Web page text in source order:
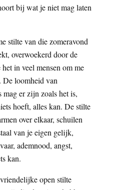
bij wat je niet mag laten
stilte van die zomeravond
overwoekerd door de
in veel mensen om me
De loomheid van
mag er zijn zoals het is,
hoeft, alles kan. De stilte
over elkaar, schuilen
van je eigen gelijk,
ademnood, angst,
kan.
open stilte